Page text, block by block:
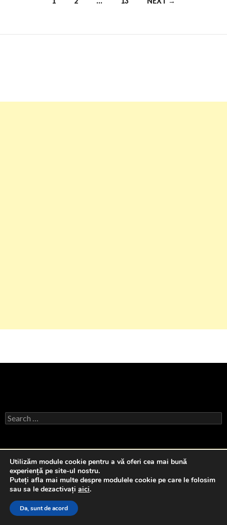
Search
for:
Utilizăm module cookie pentru a vă oferi cea mai bună
experiență pe site-ul nostru.
Puteți afla mai multe despre modulele cookie pe care le folosim
sau sa le dezactivați aici.
Da, sunt de acord